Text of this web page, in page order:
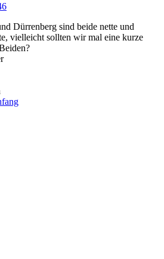
Dürrenberg sind beide nette und
vielleicht sollten wir mal eine kurze